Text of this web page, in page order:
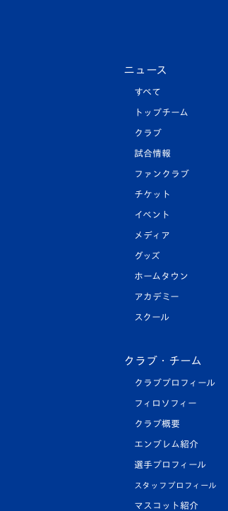
ニュース
すべて
トップチーム
クラブ
試合情報
ファンクラブ
チケット
イベント
メディア
グッズ
ホームタウン
アカデミー
スクール
クラブ・チーム
クラブプロフィール
フィロソフィー
クラブ概要
エンブレム紹介
選手プロフィール
スタッフプロフィール
マスコット紹介